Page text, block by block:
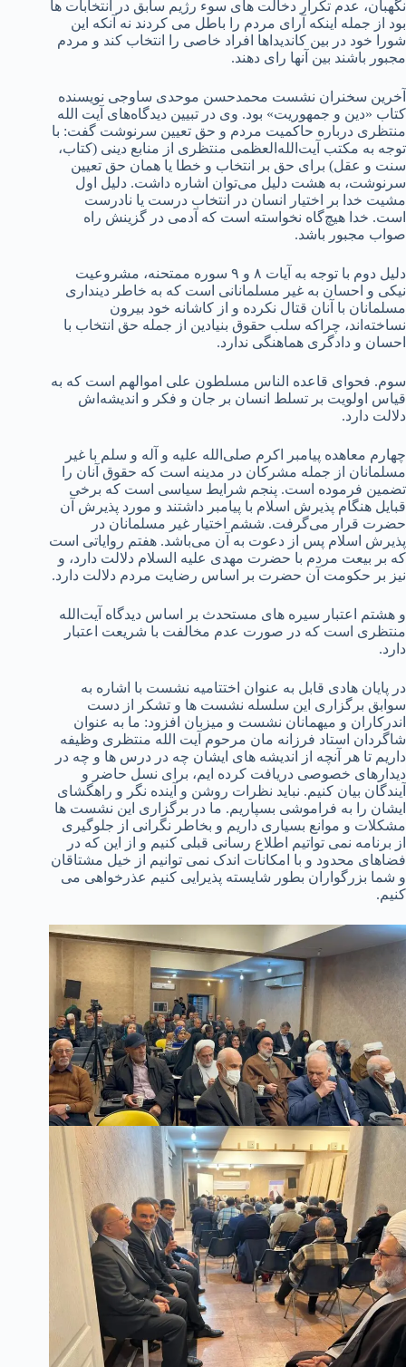
نگهبان، عدم تکرار دخالت های سوء رژیم سابق در انتخابات ها
بود از جمله اینکه آرای مردم را باطل می کردند نه آنکه این
شورا خود در بین کاندیداها افراد خاصی را انتخاب کند و مردم
مجبور باشند بین آنها رای دهند.
آخرین سخنران نشست محمدحسن موحدی ساوجی نویسنده
کتاب «دین و جمهوریت» بود. وی در تبیین دیدگاه‌های آیت الله
منتظری درباره حاکمیت مردم و حق تعیین سرنوشت گفت: با
توجه به مکتب آیت‌الله‌العظمی منتظری از منابع دینی (کتاب،
سنت و عقل) برای حق بر انتخاب و خطا یا همان حق تعیین
سرنوشت، به هشت دلیل می‌توان اشاره داشت. دلیل اول
مشیت خدا بر اختیار انسان در انتخاب درست یا نادرست
است. خدا هیچ‌گاه نخواسته است که آدمی در گزینش راه
صواب مجبور باشد.
دلیل دوم با توجه به آیات ۸ و ۹ سوره ممتحنه، مشروعیت
نیکی و احسان به غیر مسلمانانی است که به خاطر دینداری
مسلمانان با آنان قتال نکرده و از کاشانه خود بیرون
نساخته‌اند، چراکه سلب حقوق بنیادین از جمله حق انتخاب با
احسان و دادگری هماهنگی ندارد.
سوم. فحوای قاعده الناس مسلطون علی اموالهم است که به
قیاس اولویت بر تسلط انسان بر جان و فکر و اندیشه‌اش
دلالت دارد.
چهارم معاهده پیامبر اکرم صلی‌الله علیه و آله و سلم با غیر
مسلمانان از جمله مشرکان در مدینه است که حقوق آنان را
تضمین فرموده است. پنجم شرایط سیاسی است که برخی
قبایل هنگام پذیرش اسلام با پیامبر داشتند و مورد پذیرش آن
حضرت قرار می‌گرفت. ششم اختیار غیر مسلمانان در
پذیرش اسلام پس از دعوت به آن می‌باشد. هفتم روایاتی است
که بر بیعت مردم با حضرت مهدی علیه السلام دلالت دارد، و
نیز بر حکومت آن حضرت بر اساس رضایت مردم دلالت دارد.
و هشتم اعتبار سیره های مستحدث بر اساس دیدگاه آیت‌الله
منتظری است که در صورت عدم مخالفت با شریعت اعتبار
دارد.
در پایان هادی قابل به عنوان اختتامیه نشست با اشاره به
سوابق برگزاری این سلسله نشست ها و تشکر از دست
اندرکاران و میهمانان نشست و میزبان افزود: ما به عنوان
شاگردان استاد فرزانه مان مرحوم آیت الله منتظری وظیفه
داریم تا هر آنچه از اندیشه های ایشان چه در درس ها و چه در
دیدارهای خصوصی دریافت کرده ایم، برای نسل حاضر و
آیندگان بیان کنیم. نباید نظرات روشن و آینده نگر و راهگشای
ایشان را به فراموشی بسپاریم. ما در برگزاری این نشست ها
مشکلات و موانع بسیاری داریم و بخاطر نگرانی از جلوگیری
از برنامه نمی تواتیم اطلاع رسانی قبلی کنیم و از این که در
فضاهای محدود و با امکانات اندک نمی توانیم از خیل مشتاقان
و شما بزرگواران بطور شایسته پذیرایی کنیم عذرخواهی می
کنیم.